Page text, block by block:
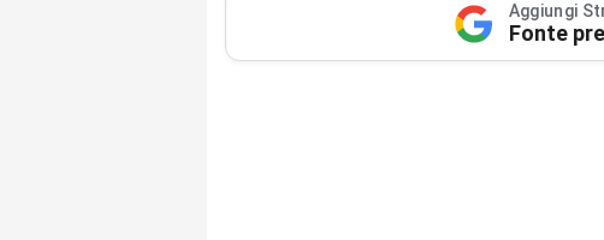
Aggiungi
Fonte